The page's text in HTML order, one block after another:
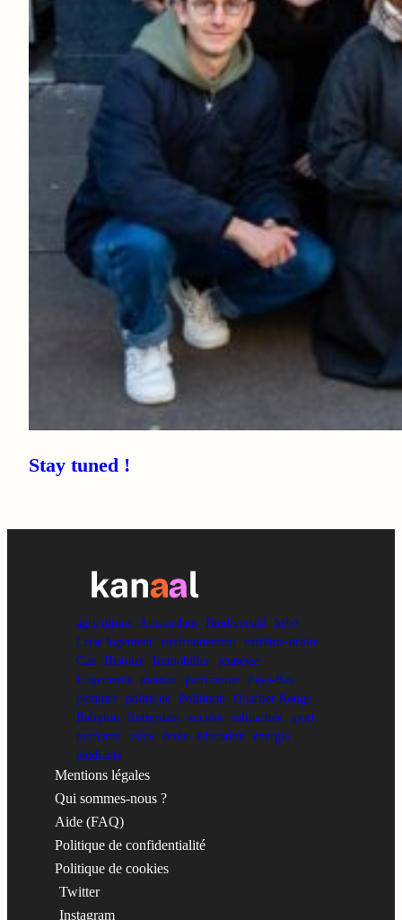
Stay tuned !
agriculture Amsterdam Biodiversité bébé
Crise logement environnement extrême-droite
Gaz Histoire Immobilier jeunesse
Logements maman patrimoine Pays-Bas
peinture politique Pollution Quartier Rouge
Religion Rotterdam société solidarités sport
tourisme usine école éducation énergie
étudiants
Mentions légales
Qui sommes-nous ?
Aide (FAQ)
Politique de confidentialité
Politique de cookies
Twitter
Instagram